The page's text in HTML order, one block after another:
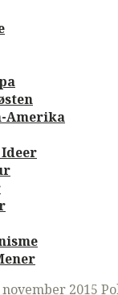
Amerika
november 2015